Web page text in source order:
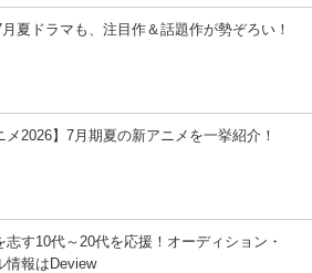
夏ドラマも、注目作＆話題作が勢ぞろい！
メ2026】7月期夏の新アニメを一挙紹介！
志す10代～20代を応援！オーディション・
情報はDeview